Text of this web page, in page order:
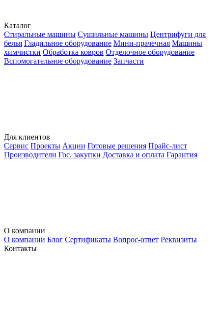
Каталог
Стиральные машины Сушильные машины Центрифуги для
белья Гладильное оборудование Мини-прачечная Машины
химчистки Обработка ковров Отделочное оборудование
Вспомогательное оборудование Запчасти
Для клиентов
Сервис Проекты Акции Готовые решения Прайс-лист
Производители Гос. закупки Доставка и оплата Гарантия
О компании
О компании Блог Сертификаты Вопрос-ответ Реквизиты
Контакты